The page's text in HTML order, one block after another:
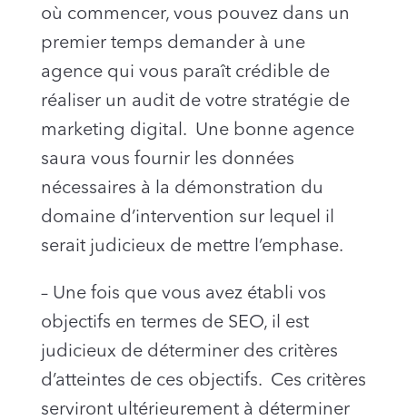
où commencer, vous pouvez dans un
premier temps demander à une
agence qui vous paraît crédible de
réaliser un audit de votre stratégie de
marketing digital. Une bonne agence
saura vous fournir les données
nécessaires à la démonstration du
domaine d’intervention sur lequel il
serait judicieux de mettre l’emphase.
– Une fois que vous avez établi vos
objectifs en termes de SEO, il est
judicieux de déterminer des critères
d’atteintes de ces objectifs. Ces critères
serviront ultérieurement à déterminer